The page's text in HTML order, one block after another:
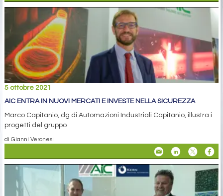
5 ottobre 2021
AIC ENTRA IN NUOVI MERCATI E INVESTE NELLA SICUREZZA
Marco Capitanio, dg di Automazioni Industriali Capitanio, illustra i
progetti del gruppo
di Gianni Veronesi